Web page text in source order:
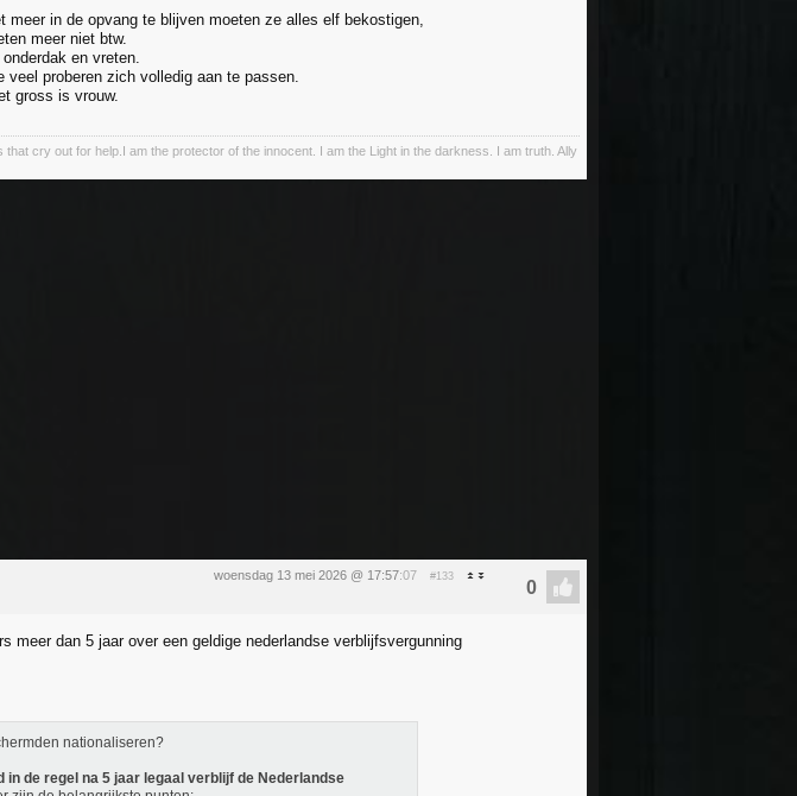
in de opvang te blijven moeten ze alles elf bekostigen,
meer niet btw.
en vreten.
veel proberen zich volledig aan te passen.
gross is vrouw.
cry out for help.I am the protector of the innocent. I am the Light in the darkness. I am truth. Ally
woensdag 13 mei 2026 @ 17:57:07 #133
meer dan 5 jaar over een geldige nederlandse verblijfsvergunning
nationaliseren?
de regel na 5 jaar legaal verblijf de Nederlandse